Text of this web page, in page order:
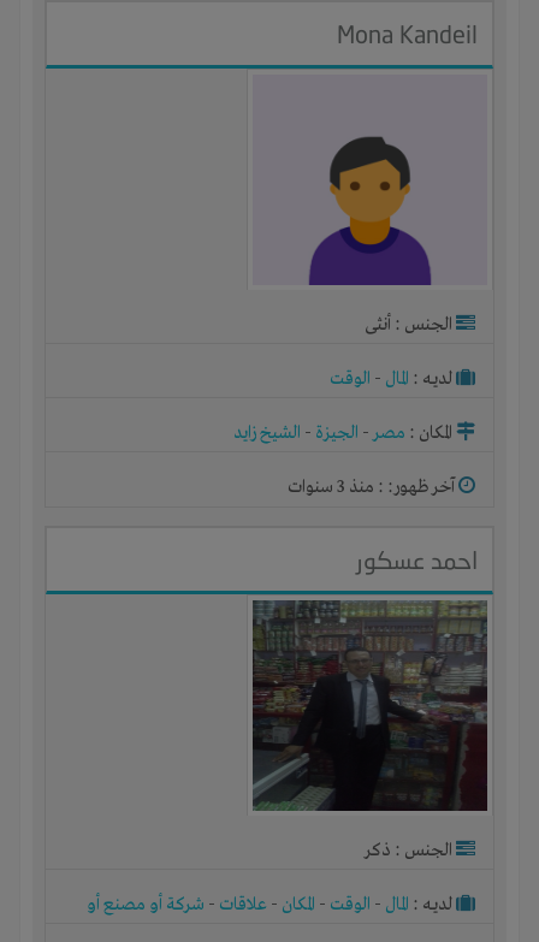
Mona Kandeil
الجنس : أنثى
لديـه : المال - الوقت
المكان : مصر- الجيزة - الشيخ زايد
آخر ظهور: : منذ 3 سنوات
احمد عسكور
الجنس : ذكر
لديـه : المال - الوقت - المكان - علاقات - شركة أو مصنع أو